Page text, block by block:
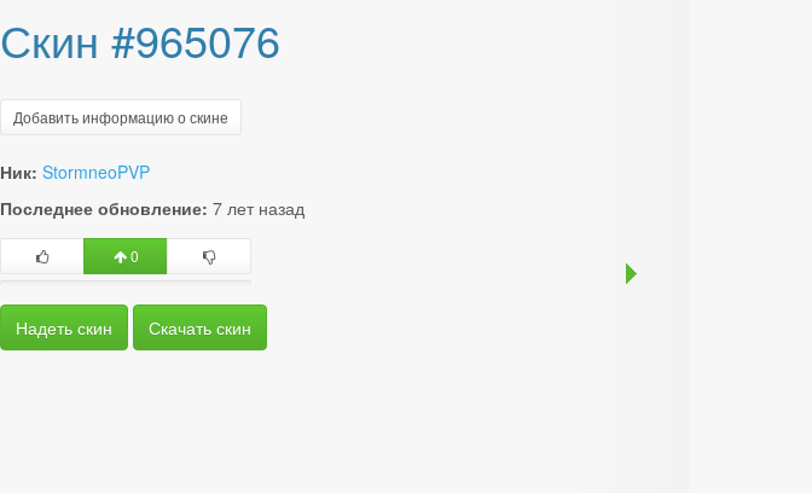
Скин #965076
Добавить информацию о скине
Ник: StormneoPVP
Последнее обновление: 7 лет назад
0
Надеть скин Скачать скин